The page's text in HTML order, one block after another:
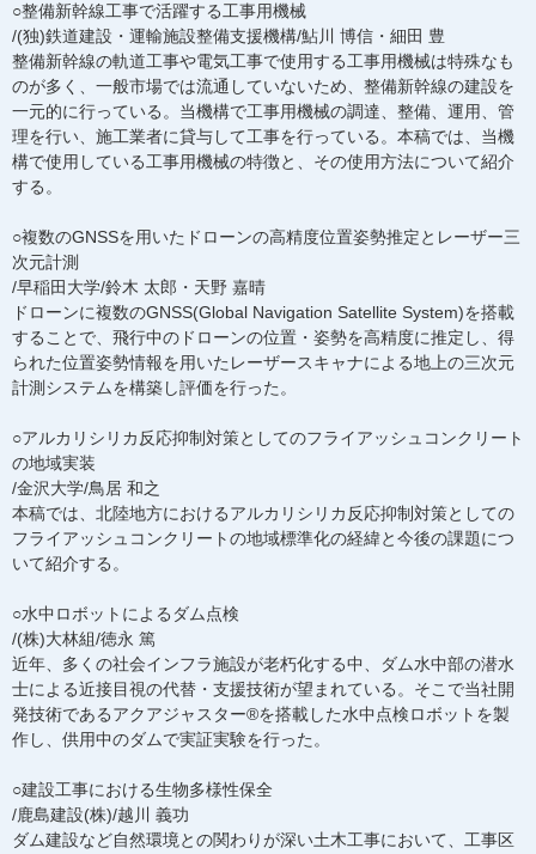
○整備新幹線工事で活躍する工事用機械
/(独)鉄道建設・運輸施設整備支援機構/鮎川 博信・細田 豊
整備新幹線の軌道工事や電気工事で使用する工事用機械は特殊なも
のが多く、一般市場では流通していないため、整備新幹線の建設を
一元的に行っている。当機構で工事用機械の調達、整備、運用、管
理を行い、施工業者に貸与して工事を行っている。本稿では、当機
構で使用している工事用機械の特徴と、その使用方法について紹介
する。
○複数のGNSSを用いたドローンの高精度位置姿勢推定とレーザー三
次元計測
/早稲田大学/鈴木 太郎・天野 嘉晴
ドローンに複数のGNSS(Global Navigation Satellite System)を搭載
することで、飛行中のドローンの位置・姿勢を高精度に推定し、得
られた位置姿勢情報を用いたレーザースキャナによる地上の三次元
計測システムを構築し評価を行った。
○アルカリシリカ反応抑制対策としてのフライアッシュコンクリート
の地域実装
/金沢大学/鳥居 和之
本稿では、北陸地方におけるアルカリシリカ反応抑制対策としての
フライアッシュコンクリートの地域標準化の経緯と今後の課題につ
いて紹介する。
○水中ロボットによるダム点検
/(株)大林組/徳永 篤
近年、多くの社会インフラ施設が老朽化する中、ダム水中部の潜水
士による近接目視の代替・支援技術が望まれている。そこで当社開
発技術であるアクアジャスター®を搭載した水中点検ロボットを製
作し、供用中のダムで実証実験を行った。
○建設工事における生物多様性保全
/鹿島建設(株)/越川 義功
ダム建設など自然環境との関わりが深い土木工事において、工事区